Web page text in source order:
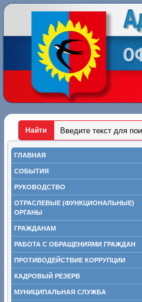
ГЛАВНАЯ
СОБЫТИЯ
РУКОВОДСТВО
ОТРАСЛЕВЫЕ (ФУНКЦИОНАЛЬНЫЕ)
ОРГАНЫ
ГРАЖДАНАМ
РАБОТА С ОБРАЩЕНИЯМИ ГРАЖДАН
ПРОТИВОДЕЙСТВИЕ КОРРУПЦИИ
КАДРОВЫЙ РЕЗЕРВ
МУНИЦИПАЛЬНАЯ СЛУЖБА